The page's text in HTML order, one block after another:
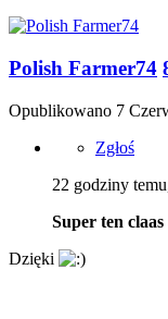
Polish Farmer74
Opublikowano 7
Zgłoś
22 godziny
Super ten
Dzięki